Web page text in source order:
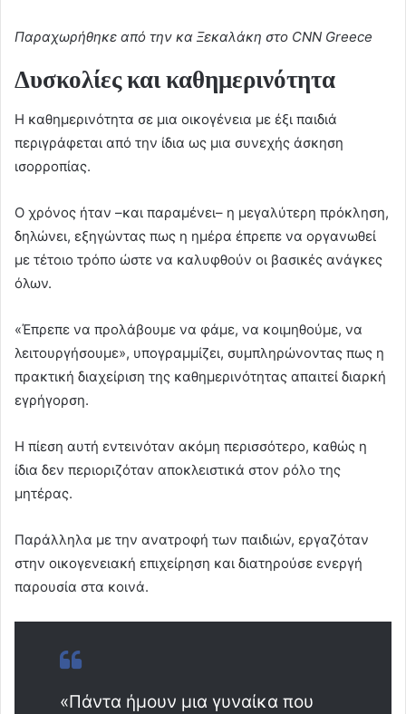
Παραχωρήθηκε από την κα Ξεκαλάκη στο CNN Greece
Δυσκολίες και καθημερινότητα
Η καθημερινότητα σε μια οικογένεια με έξι παιδιά
περιγράφεται από την ίδια ως μια συνεχής άσκηση
ισορροπίας.
Ο χρόνος ήταν –και παραμένει– η μεγαλύτερη πρόκληση,
δηλώνει, εξηγώντας πως η ημέρα έπρεπε να οργανωθεί
με τέτοιο τρόπο ώστε να καλυφθούν οι βασικές ανάγκες
όλων.
«Έπρεπε να προλάβουμε να φάμε, να κοιμηθούμε, να
λειτουργήσουμε», υπογραμμίζει, συμπληρώνοντας πως η
πρακτική διαχείριση της καθημερινότητας απαιτεί διαρκή
εγρήγορση.
Η πίεση αυτή εντεινόταν ακόμη περισσότερο, καθώς η
ίδια δεν περιοριζόταν αποκλειστικά στον ρόλο της
μητέρας.
Παράλληλα με την ανατροφή των παιδιών, εργαζόταν
στην οικογενειακή επιχείρηση και διατηρούσε ενεργή
παρουσία στα κοινά.
«Πάντα ήμουν μια γυναίκα που